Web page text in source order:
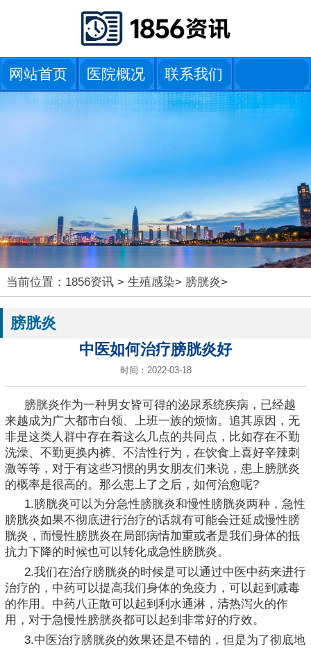
网站首页 医院概况 联系我们
当前位置： 1856资讯> 生殖感染> 膀胱炎>
膀胱炎
中医如何治疗膀胱炎好
时间：2022-03-18
膀胱炎作为一种男女皆可得的泌尿系统疾病，已经越
来越成为广大都市白领、上班一族的烦恼。追其原因，无
非是这类人群中存在着这么几点的共同点，比如存在不勤
洗澡、不勤更换内裤、不洁性行为，在饮食上喜好辛辣刺
激等等，对于有这些习惯的男女朋友们来说，患上膀胱炎
的概率是很高的。那么患上了之后，如何治愈呢?
1.膀胱炎可以为分急性膀胱炎和慢性膀胱炎两种，急性
膀胱炎如果不彻底进行治疗的话就有可能会迁延成慢性膀
胱炎，而慢性膀胱炎在局部病情加重或者是我们身体的抵
抗力下降的时候也可以转化成急性膀胱炎。
2.我们在治疗膀胱炎的时候是可以通过中医中药来进行
治疗的，中药可以提高我们身体的免疫力，可以起到减毒
的作用。中药八正散可以起到利水通淋，清热泻火的作
用，对于急慢性膀胱炎都可以起到非常好的疗效。
3.中医治疗膀胱炎的效果还是不错的，但是为了彻底地